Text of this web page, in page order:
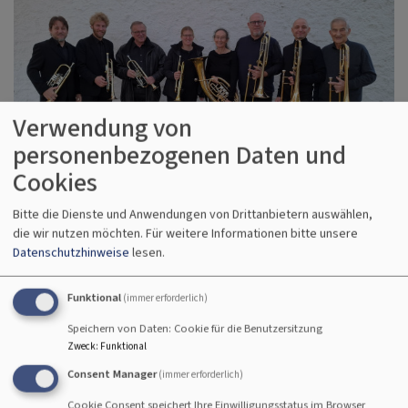
Konzerte
Verwendung von
personenbezogenen Daten und
Cookies
Bitte die Dienste und Anwendungen von Drittanbietern auswählen,
die wir nutzen möchten. Für weitere Informationen bitte unsere
Datenschutzhinweise lesen.
Funktional (immer erforderlich)
Speichern von Daten: Cookie für die Benutzersitzung
Zweck: Funktional
Consent Manager (immer erforderlich)
Cookie Consent speichert Ihre Einwilligungsstatus im Browser